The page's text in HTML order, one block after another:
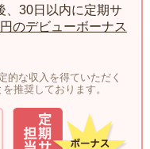
、30日以内に定期サ
のデビューボーナス
的な収入を得ていただく
推奨しております。